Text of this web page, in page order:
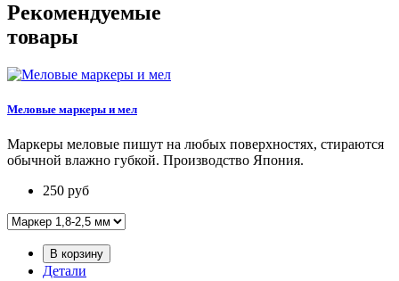
Рекомендуемые
товары
Меловые маркеры и мел
Маркеры меловые пишут на любых поверхностях, стираются
обычной влажно губкой. Производство Япония.
250 руб
В корзину
Детали